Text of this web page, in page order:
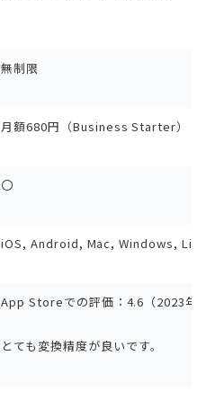
無制限
月額680円（Business Starter）
〇
iOS, Android, Mac, Windows, Linux
App Storeでの評価：4.6（2023年2
とても変換精度が良いです。